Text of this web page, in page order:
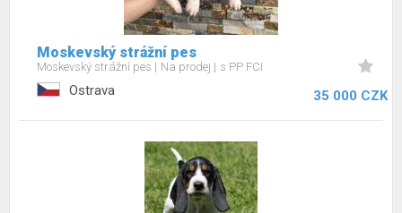
Moskevský strážní pes
Moskevský strážní pes Na prodej s PP FCI
Ostrava 35 000 CZK